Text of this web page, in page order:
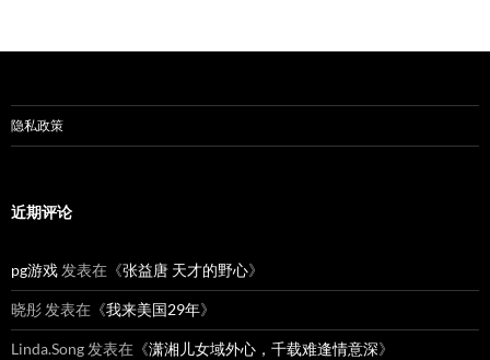
隐私政策
近期评论
pg游戏 发表在《张益唐 天才的野心》
晓彤 发表在《我来美国29年》
Linda.Song 发表在《潇湘儿女域外心，千载难逢情意深》